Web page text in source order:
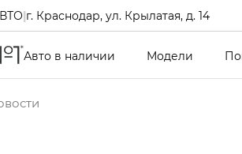
|г. Краснодар, ул. Крылатая, д. 14
Авто в наличии Модели